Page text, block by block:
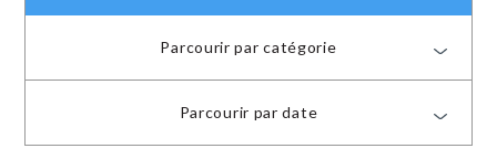
Parcourir par catégorie
Parcourir par date